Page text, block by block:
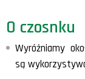
O czosnku
Wyróżniamy
są